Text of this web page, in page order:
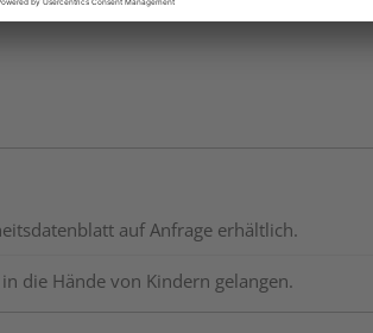
auf Anfrage erhältlich.
die Hände von Kindern gelangen.